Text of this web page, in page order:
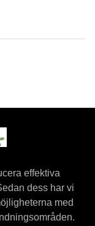
effektiva
dess har vi
med